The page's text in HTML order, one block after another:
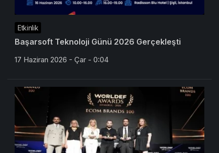
Etkinlik
Başarsoft Teknoloji Günü 2026 Gerçekleşti
17 Haziran 2026 - Çar - 0:04